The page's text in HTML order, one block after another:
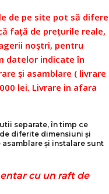
de pe site pot să difere
față de prețurile reale,
noștri, pentru
datelor indicate în
și asamblare ( livrare
lei. Livrare in afara
separate, în timp ce
diferite dimensiuni și
și instalare sunt
cu un raft de